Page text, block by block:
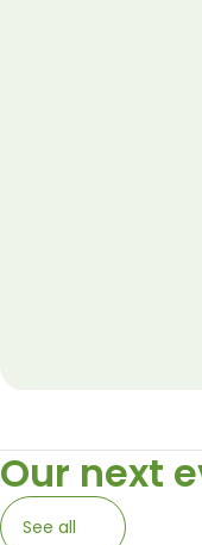
Our next
See all